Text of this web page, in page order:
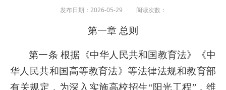
发布日期：2026-05-29 阅读次数：
第一章 总则
第一条 根据《中华人民共和国教育法》《中
华人民共和国高等教育法》等法律法规和教育部
有关规定，为深入实施高校招生“阳光工程”，维